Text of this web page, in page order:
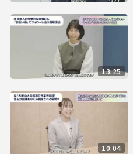
13:25
10:04